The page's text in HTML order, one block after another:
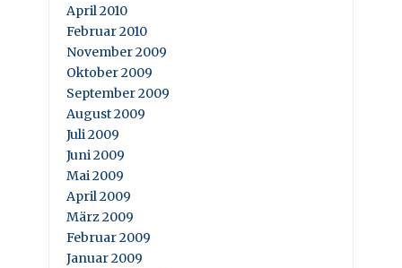
April 2010
Februar 2010
November 2009
Oktober 2009
September 2009
August 2009
Juli 2009
Juni 2009
Mai 2009
April 2009
März 2009
Februar 2009
Januar 2009